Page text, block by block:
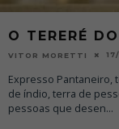
O TERERÉ
VITOR MORETTI
Expresso Pantaneiro,
de índio, terra de
pessoas que desen...